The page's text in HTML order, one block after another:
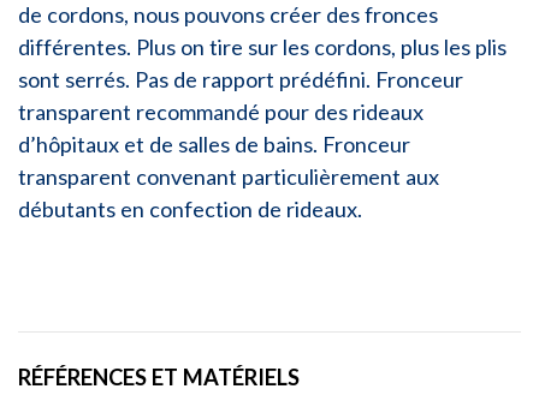
de cordons, nous pouvons créer des fronces
différentes. Plus on tire sur les cordons, plus les plis
sont serrés. Pas de rapport prédéfini. Fronceur
transparent recommandé pour des rideaux
d’hôpitaux et de salles de bains. Fronceur
transparent convenant particulièrement aux
débutants en confection de rideaux.
RÉFÉRENCES ET MATÉRIELS